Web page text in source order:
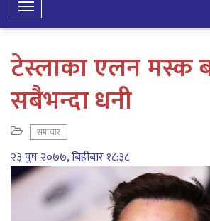
Toggle
Navigation
टेस्लाका एलन मस्क
सबैभन्दा धनी
समाचार
२३ पुष २०७७, बिहीबार १८:३८